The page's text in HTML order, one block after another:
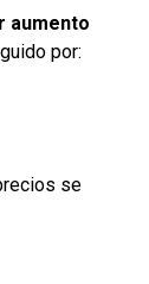
aumento
por:
se